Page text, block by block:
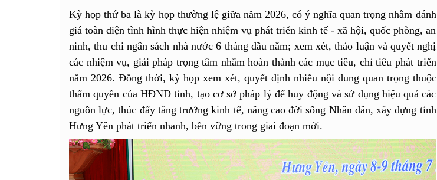
Kỳ họp thứ ba là kỳ họp thường lệ giữa năm 2026, có ý nghĩa quan trọng nhằm đánh
giá toàn diện tình hình thực hiện nhiệm vụ phát triển kinh tế - xã hội, quốc phòng, an
ninh, thu chi ngân sách nhà nước 6 tháng đầu năm; xem xét, thảo luận và quyết nghị
các nhiệm vụ, giải pháp trọng tâm nhằm hoàn thành các mục tiêu, chỉ tiêu phát triển
năm 2026. Đồng thời, kỳ họp xem xét, quyết định nhiều nội dung quan trọng thuộc
thẩm quyền của HĐND tỉnh, tạo cơ sở pháp lý để huy động và sử dụng hiệu quả các
nguồn lực, thúc đẩy tăng trưởng kinh tế, nâng cao đời sống Nhân dân, xây dựng tỉnh
Hưng Yên phát triển nhanh, bền vững trong giai đoạn mới.